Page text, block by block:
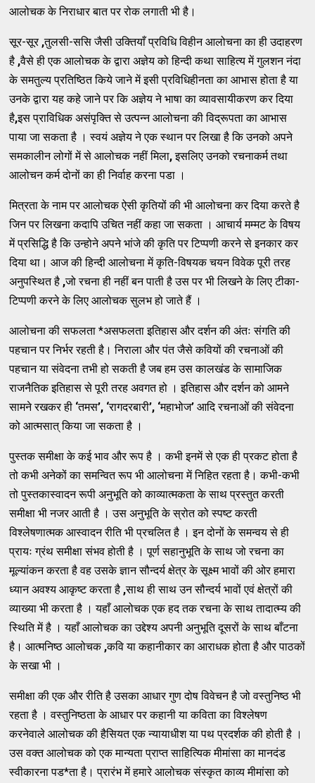
आलोचक के निराधार बात पर रोक लगाती भी है।
सूर-सूर ,तुलसी-ससि जैसी उक्तियाँ प्रविधि विहीन आलोचना का ही उदाहरण
है ,वैसे ही एक आलोचक के द्वारा अज्ञेय को हिन्दी कथा साहित्य में गुलशन नंदा
के समतुल्य प्रतिष्ठित किये जाने में इसी प्रविधिहीनता का आभास होता है या
उनके द्वारा यह कहे जाने पर कि अज्ञेय ने भाषा का व्यावसायीकरण कर दिया
है,इस प्राविधिक असंपृक्ति से उत्पन्न आलोचना की विद्रूपता का आभास
पाया जा सकता है । स्वयं अज्ञेय ने एक स्थान पर लिखा है कि उनको अपने
समकालीन लोगों में से आलोचक नहीं मिला,इसलिए उनको रचनाकर्म तथा
आलोचन कर्म दोनों का ही निर्वाह करना पडा ।
मित्रता के नाम पर आलोचक ऐसी कृतियों की भी आलोचना कर दिया करते है
जिन पर लिखना कदापि उचित नहीं कहा जा सकता । आचार्य मम्मट के विषय
में प्रसिद्धि है कि उन्होने अपने भांजे की कृति पर टिप्पणी करने से इनकार कर
दिया था। आज की हिन्दी आलोचना में कृति-विषयक चयन विवेक पूरी तरह
अनुपस्थित है ,जो रचना ही नहीं बन पाती है उस पर भी लिखने के लिए टीका-
टिप्पणी करने के लिए आलोचक सुलभ हो जाते हैं ।
आलोचना की सफलता *असफलता इतिहास और दर्शन की अंतः संगति की
पहचान पर निर्भर रहती है। निराला और पंत जैसे कवियों की रचनाओं की
पहचान या संवेदना तभी हो सकती है जब हम उस कालखंड के सामाजिक
राजनैतिक इतिहास से पूरी तरह अवगत हो । इतिहास और दर्शन को आमने
सामने रखकर ही ‘तमस’, ‘रागदरबारी’, ‘महाभोज’ आदि रचनाओं की संवेदना
को आत्मसात् किया जा सकता है ।
पुस्तक समीक्षा के कई भाव और रूप है । कभी इनमें से एक ही प्रकट होता है
तो कभी अनेकों का समन्वित रूप भी आलोचना में निहित रहता है। कभी-कभी
तो पुस्तकास्वादन रूपी अनुभूति को काव्यात्मकता के साथ प्रस्तुत करती
समीक्षा भी नजर आती है । उस अनुभूति के स्रोत को स्पष्ट करती
विश्लेषणात्मक आस्वादन रीति भी प्रचलित है । इन दोनों के समन्वय से ही
प्रायः ग्रंथ समीक्षा संभव होती है । पूर्ण सहानुभूति के साथ जो रचना का
मूल्यांकन करता है वह उसके ज्ञान सौन्दर्य क्षेत्र के सूक्ष्म भावों की ओर हमारा
ध्यान अवश्य आकृष्ट करता है ,साथ ही साथ उन सौन्दर्य भावों एवं क्षेत्रों की
व्याख्या भी करता है । यहाँ आलोचक एक हद तक रचना के साथ तादात्म्य की
स्थिति में है । यहाँ आलोचक का उद्देश्य अपनी अनुभूति दूसरों के साथ बाँटना
है। आत्मनिष्ठ आलोचक ,कवि या कहानीकार का आराधक होता है और पाठकों
के सखा भी ।
समीक्षा की एक और रीति है उसका आधार गुण दोष विवेचन है जो वस्तुनिष्ठ भी
रहता है । वस्तुनिष्ठता के आधार पर कहानी या कविता का विश्लेषण
करनेवाले आलोचक की हैसियत एक न्यायाधीश या पथ प्रदर्शक की होती है ।
उस वक्त आलोचक को एक मान्यता प्राप्त साहित्यिक मीमांसा का मानदंड
स्वीकारना पड*ता है। प्रारंभ में हमारे आलोचक संस्कृत काव्य मीमांसा को